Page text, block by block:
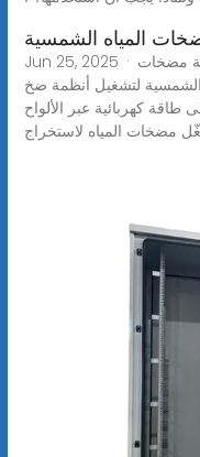
المياه الشمسية
Jun 25, 2025 · الوظائف الأساسية لمضخات المياه الشمسية مضخات
لتشغيل أنظمة ضخ
كهربائية عبر الألواح
مضخات المياه لاستخراج